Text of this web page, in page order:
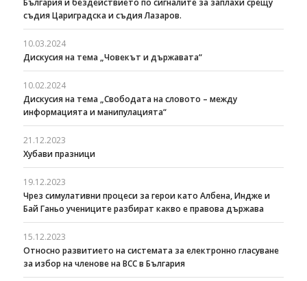
България и бездействието по сигналите за заплахи срещу
съдия Цариградска и съдия Лазаров.
10.03.2024
Дискусия на тема „Човекът и държавата“
10.02.2024
Дискусия на тема „Свободата на словото – между
информацията и манипулацията“
21.12.2023
Хубави празници
19.12.2023
Чрез симулативни процеси за герои като Албена, Индже и
Бай Ганьо учениците разбират какво е правова държава
15.12.2023
Относно развитието на системата за електронно гласуване
за избор на членове на ВСС в България